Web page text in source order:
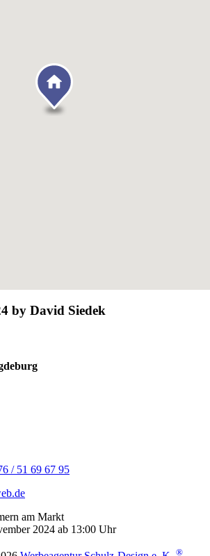
by David Siedek
/ 51 69 67 95
am Markt
2024 ab 13:00 Uhr
®